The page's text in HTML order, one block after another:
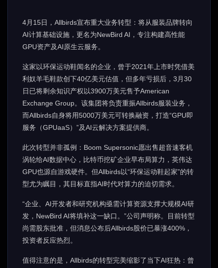
4月15日，Allbirds宣布重大业务转型：将从服装品牌转向
AI计算基础设施，更名为NewBird AI，专注构建高性能
GPU资产及AI原生云服务。
这家以环保运动鞋闻名的企业，曾于2021年上市时凭借美
利奴羊毛鞋款创下40亿美元估值，但多年亏损后，3月30
日已将剩余知识产权以3900万美元售予American
Exchange Group。该集团将负责重振Allbirds服装业务，
而Allbirds自身将用5000万美元可转换融资，打造“GPU即
服务（GPUaaS）”及AI云解决方案提供商。
此次转型并非孤例：Boom Supersonic愿出售超音速客机
涡轮给AI数据中心，比特币挖矿企业早布局算力，英伟达
GPU也源自游戏硬件。但Allbirds以“环保运动鞋起家”的转
型尤为瞩目，其目标直指AI时代对算力的迫切需求。
“企业、AI开发者和研究机构亟需计算资源支撑大规模AI研
发，NewBird AI将填补这一缺口。”公司声明称。目前转型
尚需股东批准，但消息公布后Allbirds股价已暴涨400%，
投资者反应热烈。
值得注意的是，Allbirds的转型完美缩影了当下AI狂热：曾